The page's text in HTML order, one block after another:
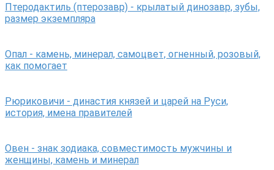
Птеродактиль (птерозавр) - крылатый динозавр, зубы,
размер экземпляра
Опал - камень, минерал, самоцвет, огненный, розовый,
как помогает
Рюриковичи - династия князей и царей на Руси,
история, имена правителей
Овен - знак зодиака, совместимость мужчины и
женщины, камень и минерал